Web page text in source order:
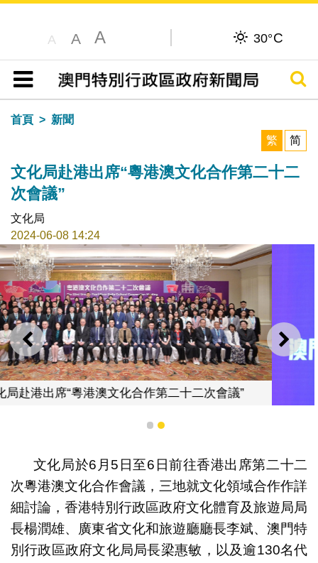
A A A 30°C
目錄
搜尋
首頁
新聞
繁
简
文化局赴港出席“粵港澳文化合作第二十二
次會議”
文化局
2024-06-08 14:24
上一則 下一
議”
文化局赴港出席“粵港澳文化合作第二十二
1 2
文化局於6月5日至6日前往香港出席第二十二
次粵港澳文化合作會議，三地就文化領域合作作詳
細討論，香港特別行政區政府文化體育及旅遊局局
長楊潤雄、廣東省文化和旅遊廳廳長李斌、澳門特
別行政區政府文化局局長梁惠敏，以及逾130名代